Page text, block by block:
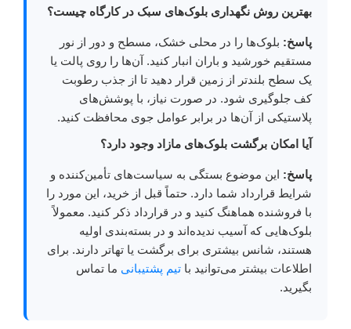
بهترین روش نگهداری بلوک‌های سبک در کارگاه چیست؟
پاسخ: بلوک‌ها را در محلی خشک، مسطح و دور از نور
مستقیم خورشید و باران انبار کنید. آن‌ها را روی پالت یا
یک سطح بلندتر از زمین قرار دهید تا از جذب رطوبت
کف جلوگیری شود. در صورت نیاز، با پوشش‌های
پلاستیکی از آن‌ها در برابر عوامل جوی محافظت کنید.
آیا امکان برگشت بلوک‌های مازاد وجود دارد؟
پاسخ: این موضوع بستگی به سیاست‌های تأمین‌کننده و
شرایط قرارداد شما دارد. حتماً قبل از خرید، این مورد را
با فروشنده هماهنگ کنید و در قرارداد ذکر کنید. معمولاً
بلوک‌هایی که آسیب ندیده‌اند و در بسته‌بندی اولیه
هستند، شانس بیشتری برای برگشت یا تهاتر دارند. برای
اطلاعات بیشتر می‌توانید با تیم پشتیبانی ما تماس
بگیرید.